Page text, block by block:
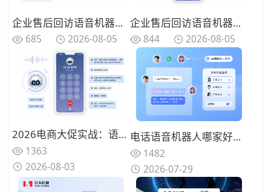
企业售后回访语音机器人如何选？主流厂商功能对比一览
685 2026-08-05
企业售后回访语音机器人怎么选？实用选购要点全面整理
844 2026-08-05
2026电商大促实战：语音机器人如何将售后投诉处理效率拉升3倍？（附部署清单）
1363
2026-08-03
电话语音机器人哪家好？2026年企业选型要点与产品能力解析
1482
2026-07-29